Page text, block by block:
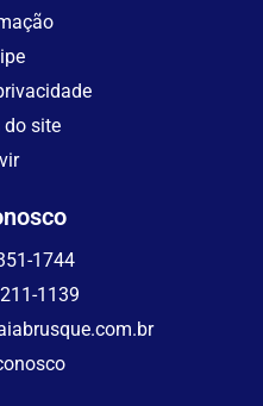
do site
1744
1139